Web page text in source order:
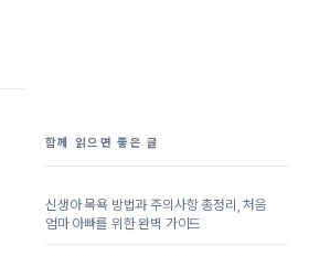
함께 읽으면 좋은 글
신생아 목욕 방법과 주의사항 총정리, 처음
엄마 아빠를 위한 완벽 가이드